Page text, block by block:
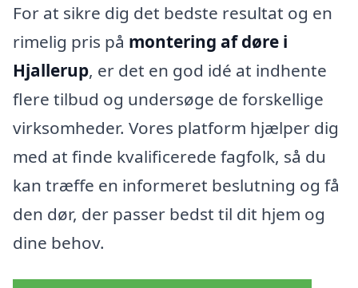
For at sikre dig det bedste resultat og en
rimelig pris på montering af døre i
Hjallerup, er det en god idé at indhente
flere tilbud og undersøge de forskellige
virksomheder. Vores platform hjælper dig
med at finde kvalificerede fagfolk, så du
kan træffe en informeret beslutning og få
den dør, der passer bedst til dit hjem og
dine behov.